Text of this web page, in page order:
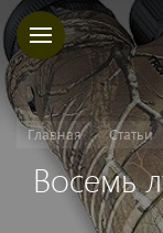
Главная Статьи
Восемь